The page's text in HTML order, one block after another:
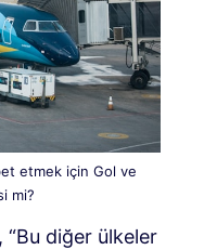
etmek için Gol ve
mi?
“Bu diğer ülkeler